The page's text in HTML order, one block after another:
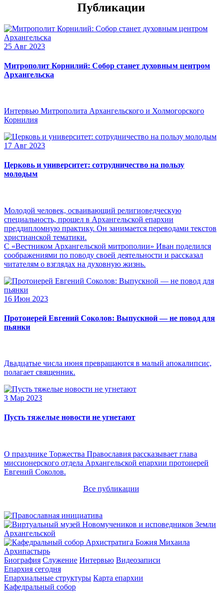
Публикации
25 Авг 2023
Митрополит Корнилий: Собор станет духовным центром
Архангельска
Интервью Митрополита Архангельского и Холмогорского
Корнилия
17 Авг 2023
Церковь и университет: сотрудничество на пользу
молодым
Молодой человек, осваивающий религиоведческую
специальность, прошел в Архангельской епархии
преддипломную практику. Он занимается переводами текстов
христианской тематики.
С «Вестником Архангельской митрополии» Иван поделился
соображениями по поводу своей деятельности и рассказал
читателям о взглядах на духовную жизнь.
16 Июн 2023
Протоиерей Евгений Соколов: Выпускной — не повод для
пьянки
Двадцатые числа июня превращаются в малый апокалипсис,
полагает священник.
3 Мар 2023
Пусть тяжелые новости не угнетают
О празднике Торжества Православия рассказывает глава
миссионерского отдела Архангельской епархии протоиерей
Евгений Соколов.
Все публикации
Архипастырь
Биография Служение Интервью Видеозаписи
Епархия сегодня
Епархиальные структуры Карта епархии
Кафедральный собор